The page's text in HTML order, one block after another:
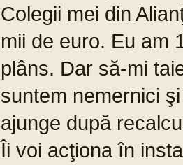
Colegii mei din
mii de euro. Eu am
plâns. Dar să-mi
suntem nemernici
ajunge după
Îi voi acţiona în